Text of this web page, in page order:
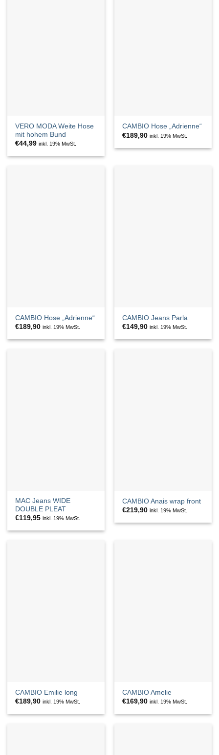
VERO MODA Weite Hose
mit hohem Bund
€44,99 inkl. 19% MwSt.
CAMBIO Hose „Adrienne“
€189,90 inkl. 19% MwSt.
CAMBIO Hose „Adrienne“
€189,90 inkl. 19% MwSt.
CAMBIO Jeans Parla
€149,90 inkl. 19% MwSt.
MAC Jeans WIDE
DOUBLE PLEAT
€119,95 inkl. 19% MwSt.
CAMBIO Anais wrap front
€219,90 inkl. 19% MwSt.
CAMBIO Emilie long
€189,90 inkl. 19% MwSt.
CAMBIO Amelie
€169,90 inkl. 19% MwSt.